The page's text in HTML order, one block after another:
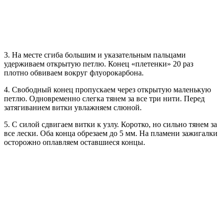
3. На месте сгиба большим и указательным пальцами
удерживаем открытую петлю. Конец «плетенки» 20 раз
плотно обвиваем вокруг флуорокарбона.
4. Свободный конец пропускаем через открытую маленькую
петлю. Одновременно слегка тянем за все три нити. Перед
затягиванием витки увлажняем слюной.
5. С силой сдвигаем витки к узлу. Коротко, но сильно тянем за
все лески. Оба конца обрезаем до 5 мм. На пламени зажигалки
осторожно оплавляем оставшиеся концы.